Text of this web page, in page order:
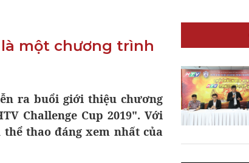
BODY KITS
là một chương trình
ra buổi giới thiệu chương
Challenge Cup 2019". Với
thao đáng xem nhất của